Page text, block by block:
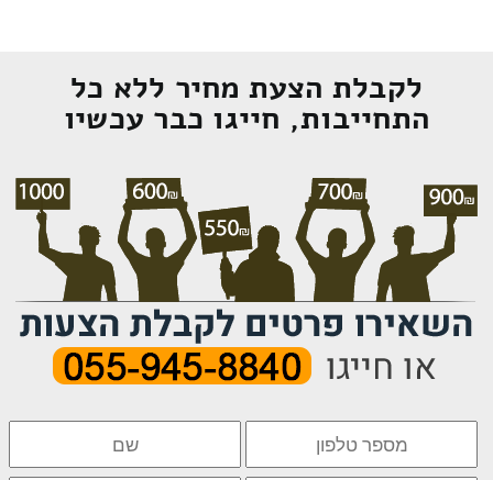
לקבלת הצעת מחיר ללא כל
התחייבות, חייגו כבר עכשיו